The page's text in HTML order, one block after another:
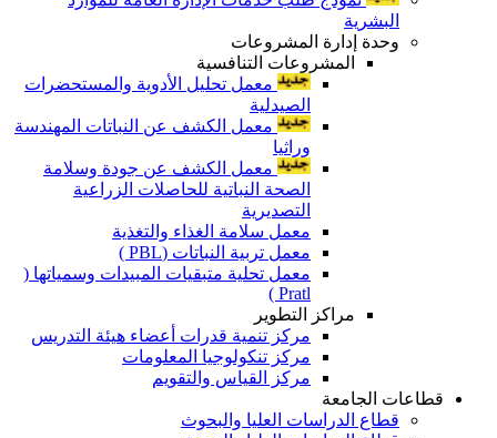
البشرية
وحدة إدارة المشروعات
المشروعات التنافسية
معمل تحليل الأدوية والمستحضرات
الصيدلية
معمل الكشف عن النباتات المهندسة
وراثيا
معمل الكشف عن جودة وسلامة
الصحة النباتية للحاصلات الزراعية
التصديرية
معمل سلامة الغذاء والتغذية
معمل تربية النباتات (PBL )
معمل تحلية متبقيات المبيدات وسمياتها (
Pratl )
مراكز التطوير
مركز تنمية قدرات أعضاء هيئة التدريس
مركز تنكولوجيا المعلومات
مركز القياس والتقويم
قطاعات الجامعة
قطاع الدراسات العليا والبحوث